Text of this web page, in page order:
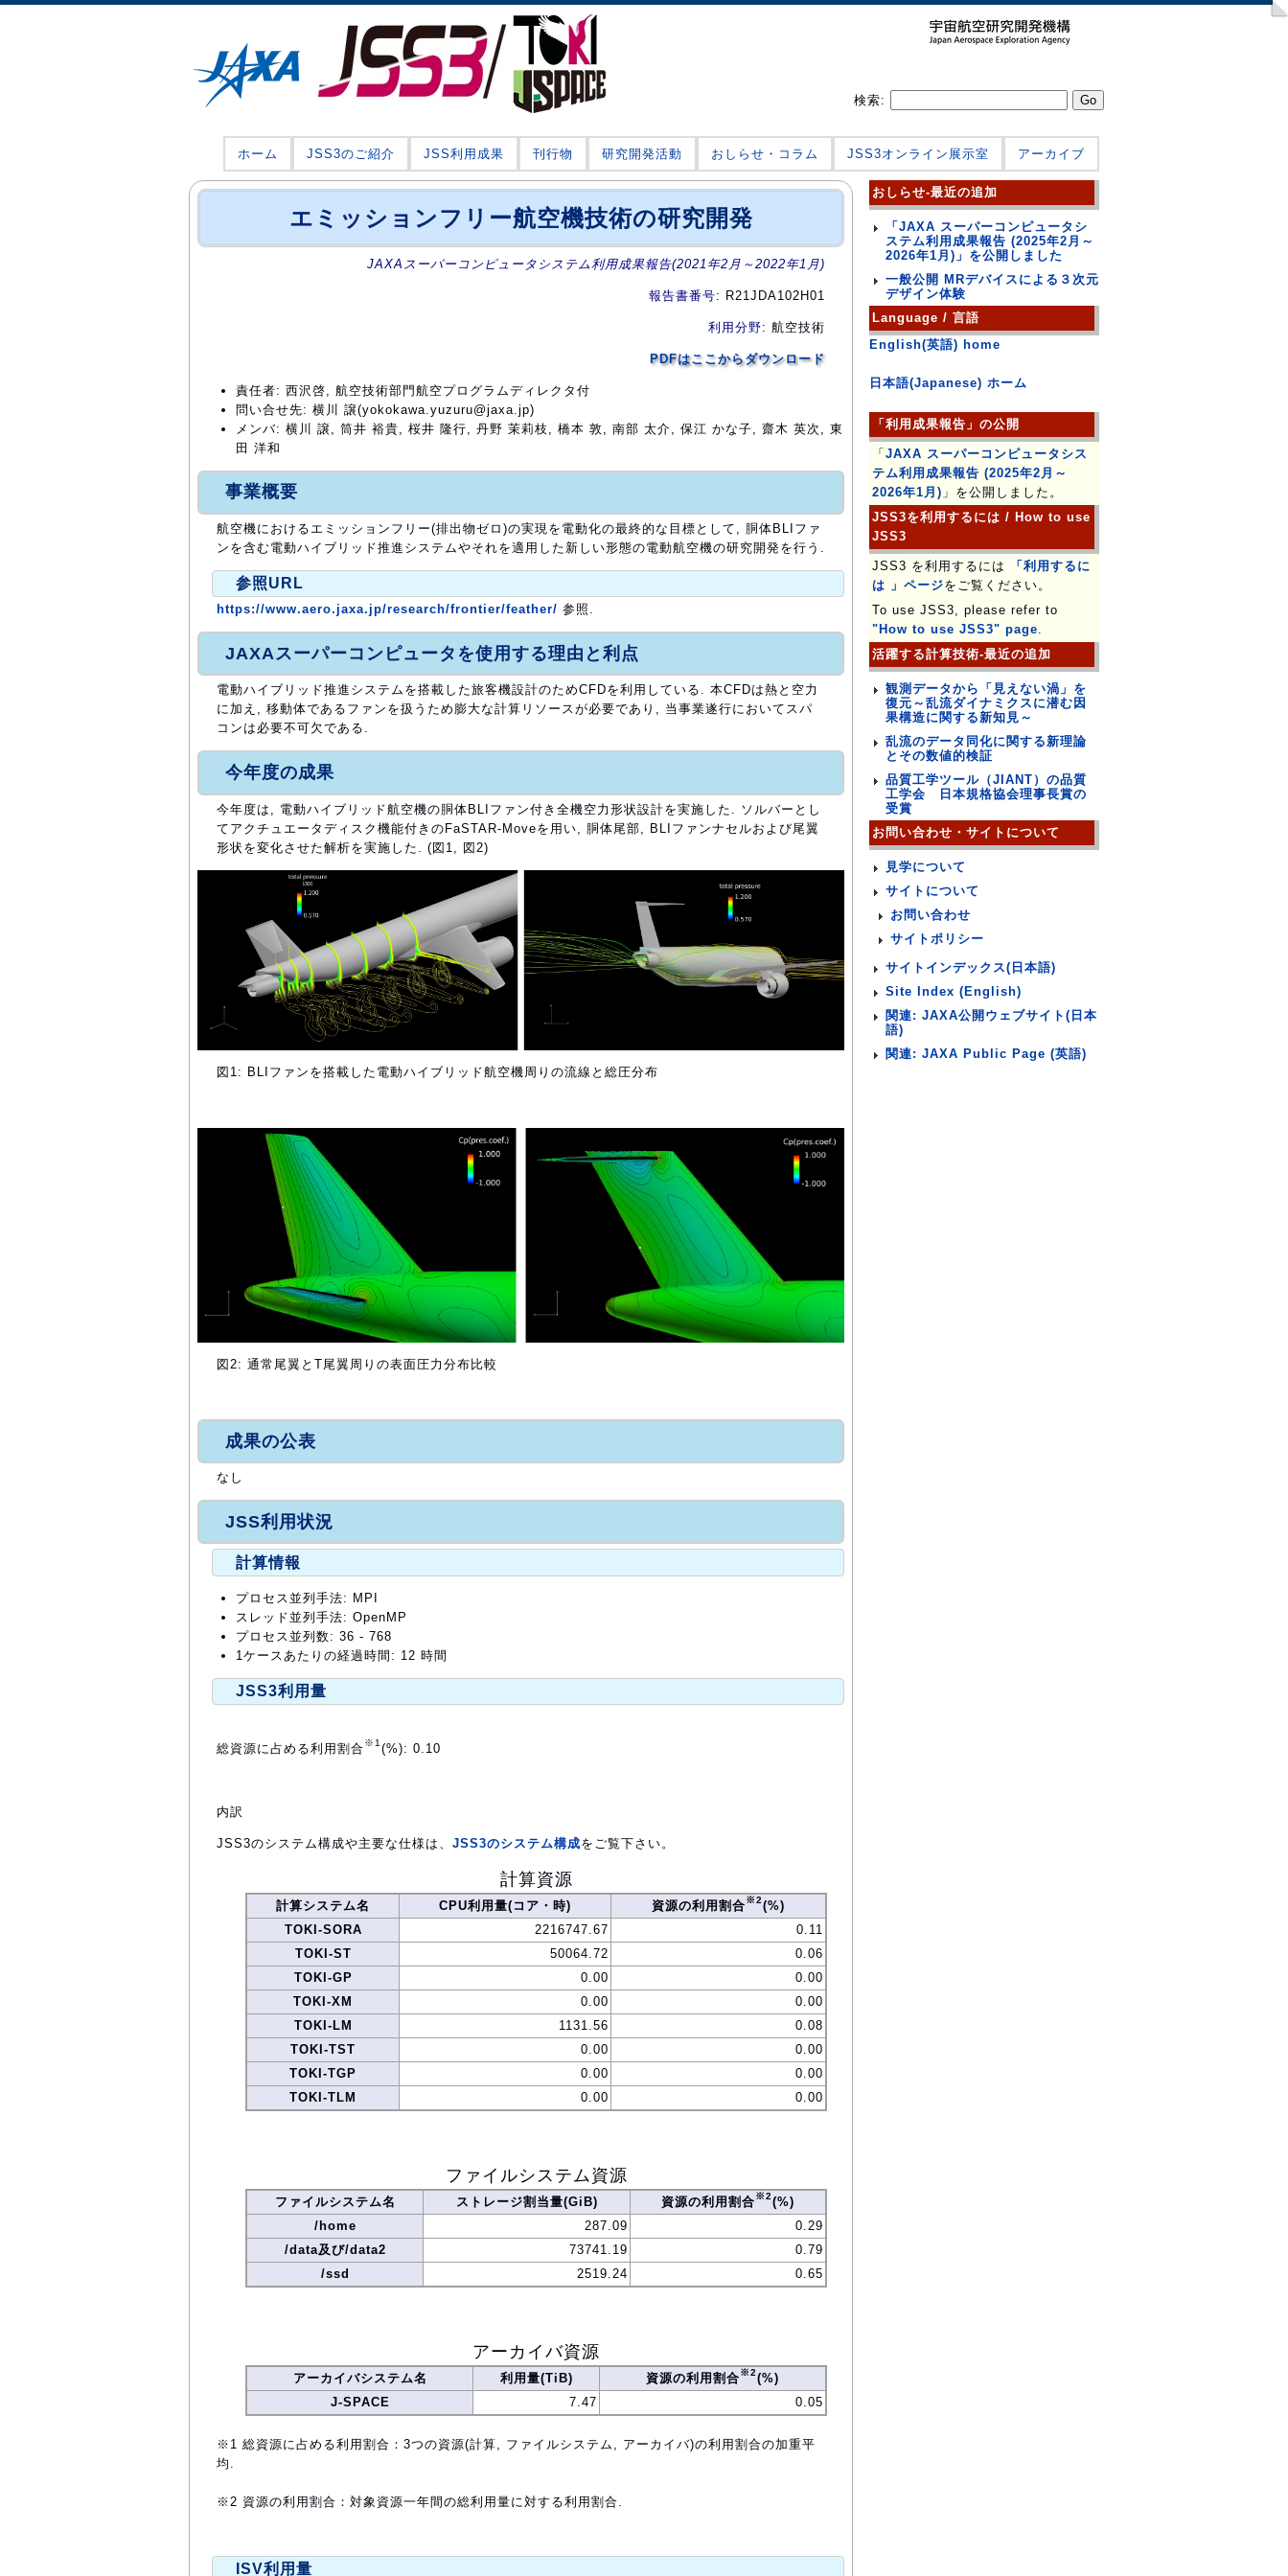
検索:
ホーム JSS3のご紹介 JSS利用成果 刊行物 研究開発活動 おしらせ・コラム JSS3オンライン展示室 アーカイブ
エミッションフリー航空機技術の研究開発
JAXAスーパーコンピュータシステム利用成果報告(2021年2月～2022年1月)
報告書番号: R21JDA102H01
利用分野: 航空技術
PDFはここからダウンロード
責任者: 西沢啓, 航空技術部門航空プログラムディレクタ付
問い合せ先: 横川 譲(yokokawa.yuzuru@jaxa.jp)
メンバ: 横川 譲, 筒井 裕貴, 桜井 隆行, 丹野 茉莉枝, 橋本 敦, 南部 太介, 保江 かな子, 齋木 英次, 東
田 洋和
事業概要
航空機におけるエミッションフリー(排出物ゼロ)の実現を電動化の最終的な目標として, 胴体BLIファ
ンを含む電動ハイブリッド推進システムやそれを適用した新しい形態の電動航空機の研究開発を行う.
参照URL
https://www.aero.jaxa.jp/research/frontier/feather/ 参照.
JAXAスーパーコンピュータを使用する理由と利点
電動ハイブリッド推進システムを搭載した旅客機設計のためCFDを利用している. 本CFDは熱と空力
に加え, 移動体であるファンを扱うため膨大な計算リソースが必要であり, 当事業遂行においてスパ
コンは必要不可欠である.
今年度の成果
今年度は, 電動ハイブリッド航空機の胴体BLIファン付き全機空力形状設計を実施した. ソルバーとし
てアクチュエータディスク機能付きのFaSTAR-Moveを用い, 胴体尾部, BLIファンナセルおよび尾翼
形状を変化させた解析を実施した. (図1, 図2)
図1: BLIファンを搭載した電動ハイブリッド航空機周りの流線と総圧分布
図2: 通常尾翼とT尾翼周りの表面圧力分布比較
成果の公表
なし
JSS利用状況
計算情報
プロセス並列手法: MPI
スレッド並列手法: OpenMP
プロセス並列数: 36 - 768
1ケースあたりの経過時間: 12 時間
JSS3利用量
総資源に占める利用割合※1(%): 0.10
内訳
JSS3のシステム構成や主要な仕様は、 JSS3のシステム構成をご覧下さい。
計算資源
計算システム名 CPU利用量(コア・時) 資源の利用割合※2(%)
TOKI-SORA
2216747.67
0.11
TOKI-ST
50064.72
0.06
TOKI-GP
0.00
0.00
TOKI-XM
0.00
0.00
TOKI-LM
1131.56
0.08
TOKI-TST
0.00
0.00
TOKI-TGP
0.00
0.00
TOKI-TLM
0.00 0.00
ファイルシステム資源
ファイルシステム名 ストレージ割当量(GiB) 資源の利用割合※2(%)
/home
287.09
0.29
/data及び/data2
73741.19
0.79
/ssd
2519.24 0.65
アーカイバ資源
アーカイバシステム名 利用量(TiB) 資源の利用割合※2(%)
J-SPACE
7.47 0.05
※1 総資源に占める利用割合：3つの資源(計算, ファイルシステム, アーカイバ)の利用割合の加重平
均.
※2 資源の利用割合：対象資源一年間の総利用量に対する利用割合.
ISV利用量
おしらせ-最近の追加
「JAXA スーパーコンピュータシ
ステム利用成果報告 (2025年2月～
2026年1月)」を公開しました
一般公開 MRデバイスによる３次元
デザイン体験
Language / 言語
English(英語) home
日本語(Japanese) ホーム
「利用成果報告」の公開
「 JAXA スーパーコンピュータシス
テム利用成果報告 (2025年2月～
2026年1月) 」を公開しました。
JSS3を利用するには / How to use
JSS3
JSS3 を利用するには
「利用するに
は 」ページをご覧ください。
To use JSS3, please refer to
"How to use JSS3" page.
活躍する計算技術-最近の追加
観測データから「見えない渦」を
復元～乱流ダイナミクスに潜む因
果構造に関する新知見～
乱流のデータ同化に関する新理論
とその数値的検証
品質工学ツール（JIANT）の品質
工学会 日本規格協会理事長賞の
受賞
お問い合わせ・サイトについて
見学について
サイトについて
お問い合わせ
サイトポリシー
サイトインデックス(日本語)
Site Index (English)
関連: JAXA公開ウェブサイト(日本
語)
関連: JAXA Public Page (英語)